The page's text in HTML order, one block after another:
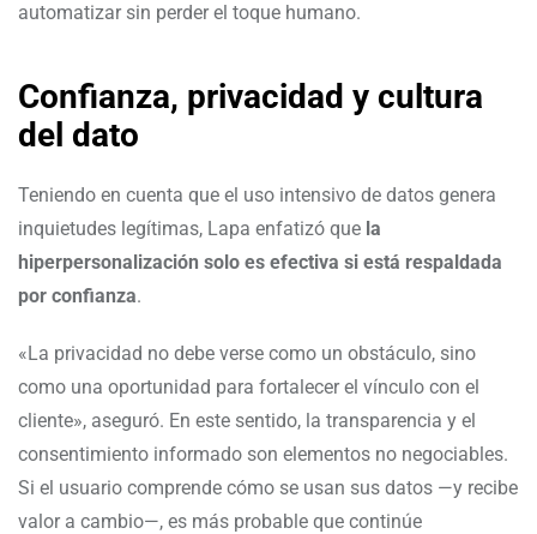
automatizar sin perder el toque humano.
Confianza, privacidad y cultura
del dato
Teniendo en cuenta que el uso intensivo de datos genera
inquietudes legítimas, Lapa enfatizó que la
hiperpersonalización solo es efectiva si está respaldada
por confianza.
«La privacidad no debe verse como un obstáculo, sino
como una oportunidad para fortalecer el vínculo con el
cliente», aseguró. En este sentido, la transparencia y el
consentimiento informado son elementos no negociables.
Si el usuario comprende cómo se usan sus datos —y recibe
valor a cambio—, es más probable que continúe